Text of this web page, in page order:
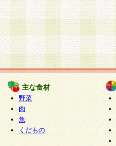
主な食材
野菜
肉
魚
くだもの